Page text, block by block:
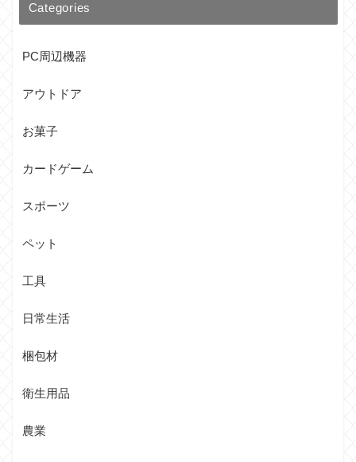
Categories
PC周辺機器
アウトドア
お菓子
カードゲーム
スポーツ
ペット
工具
日常生活
梱包材
衛生用品
農業